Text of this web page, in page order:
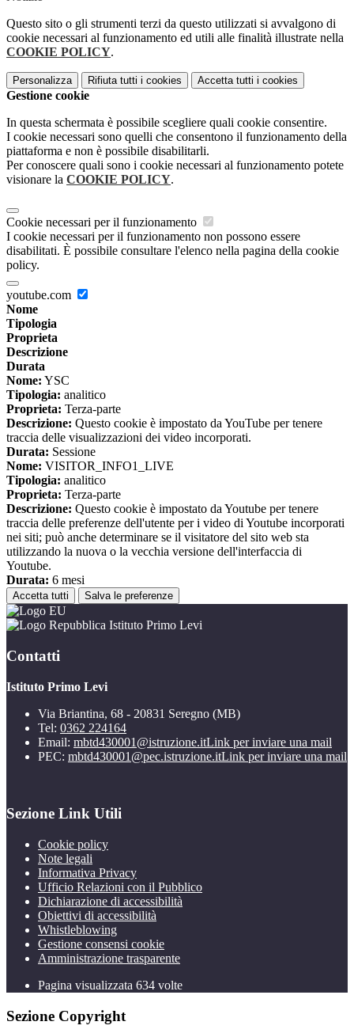
Questo sito o gli strumenti terzi da questo utilizzati si avvalgono di
cookie necessari al funzionamento ed utili alle finalità illustrate nella
COOKIE POLICY.
Personalizza Rifiuta tutti i cookies Accetta tutti i cookies
Gestione cookie
In questa schermata è possibile scegliere quali cookie consentire.
I cookie necessari sono quelli che consentono il funzionamento della
piattaforma e non è possibile disabilitarli.
Per conoscere quali sono i cookie necessari al funzionamento potete
visionare la COOKIE POLICY.
Cookie necessari per il funzionamento
I cookie necessari per il funzionamento non possono essere
disabilitati. È possibile consultare l'elenco nella pagina della cookie
policy.
youtube.com
Nome
Tipologia
Proprieta
Descrizione
Durata
Nome: YSC
Tipologia: analitico
Proprieta: Terza-parte
Descrizione: Questo cookie è impostato da YouTube per tenere
traccia delle visualizzazioni dei video incorporati.
Durata: Sessione
Nome: VISITOR_INFO1_LIVE
Tipologia: analitico
Proprieta: Terza-parte
Descrizione: Questo cookie è impostato da Youtube per tenere
traccia delle preferenze dell'utente per i video di Youtube incorporati
nei siti; può anche determinare se il visitatore del sito web sta
utilizzando la nuova o la vecchia versione dell'interfaccia di
Youtube.
Durata: 6 mesi
Accetta tutti Salva le preferenze
Istituto Primo Levi
Contatti
Istituto Primo Levi
Via Briantina, 68 - 20831 Seregno (MB)
Tel: 0362 224164
Email: mbtd430001@istruzione.itLink per inviare una mail
PEC: mbtd430001@pec.istruzione.itLink per inviare una mail
Sezione Link Utili
Cookie policy
Note legali
Informativa Privacy
Ufficio Relazioni con il Pubblico
Dichiarazione di accessibilità
Obiettivi di accessibilità
Whistleblowing
Gestione consensi cookie
Amministrazione trasparente
Pagina visualizzata 634 volte
Sezione Copyright